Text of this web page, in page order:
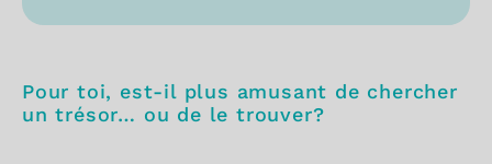
Pour toi, est-il plus amusant de chercher
un trésor… ou de le trouver?